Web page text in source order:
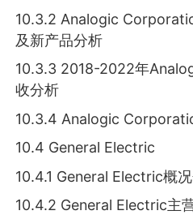
10.3.2 Analogic
及新产品分析
10.3.3 2018-2022年
收分析
10.3.4 Analogic
10.4 General Electric
10.4.1 General Electric概
10.4.2 General Electric主